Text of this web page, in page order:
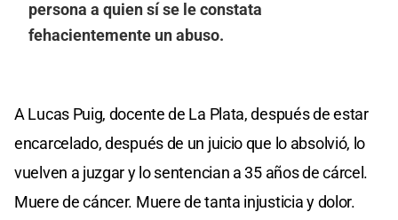
persona a quien sí se le constata
fehacientemente un abuso.
A Lucas Puig, docente de La Plata, después de estar
encarcelado, después de un juicio que lo absolvió, lo
vuelven a juzgar y lo sentencian a 35 años de cárcel.
Muere de cáncer. Muere de tanta injusticia y dolor.